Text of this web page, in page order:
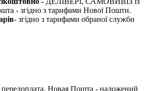
- згідно з тарифами Нової Пошти.
- згідно з тарифами обраної служби
передоплата. Новая Пошта - наложений